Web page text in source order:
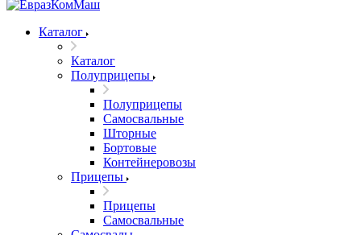
Каталог
Каталог
Полуприцепы
Полуприцепы
Самосвальные
Шторные
Бортовые
Контейнеровозы
Прицепы
Прицепы
Самосвальные